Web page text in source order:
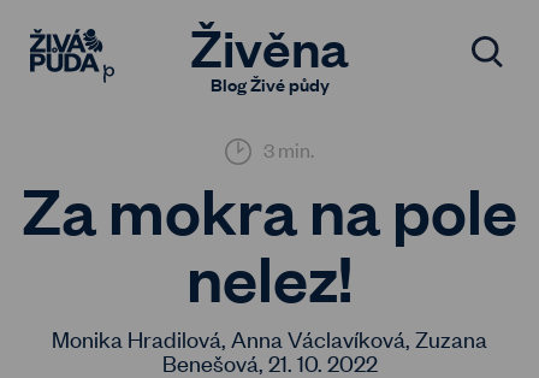
Živěna
Blog Živé půdy
3 min.
Za mokra na pole
nelez!
Monika Hradilová, Anna Václavíková, Zuzana
Benešová, 21. 10. 2022